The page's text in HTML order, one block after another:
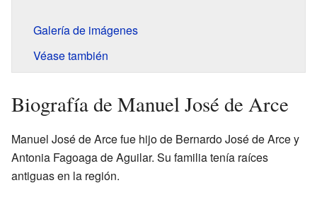
Galería de imágenes
Véase también
Biografía de Manuel José de Arce
Manuel José de Arce fue hijo de Bernardo José de Arce y
Antonia Fagoaga de Aguilar. Su familia tenía raíces
antiguas en la región.